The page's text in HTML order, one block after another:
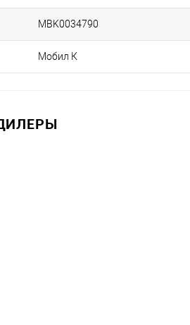
MBK0034790
Мобил К